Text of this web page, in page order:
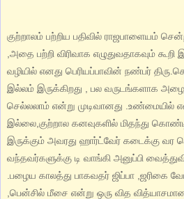
குற்றாலம் பற்றிய பதிவில் ராஜபாளையம்
,அதை பற்றி விரிவாக எழுதுவதாகவும்
வழியில் எனது பெரியப்பாவின் நண்பர்
இல்லம் இருக்கிறது , பல வருடங்களாக
செல்லலாம் என்று முடிவானது .உண்மையில்
இல்லை,குற்றால கனவுகளில் மிதந்து
இருக்கும் அவரது ஹார்ட்வேர் கடைக்கு வர
வந்தவர்களுக்கு டி வாங்கி அனுப்பி
.பழைய காலத்து பாகவதர் ஜிப்பா ,ஜரிகை
,பென்சில் மீசை என்று ஒரு வித